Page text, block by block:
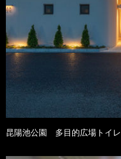
昆陽池公園 多目的広場トイレ